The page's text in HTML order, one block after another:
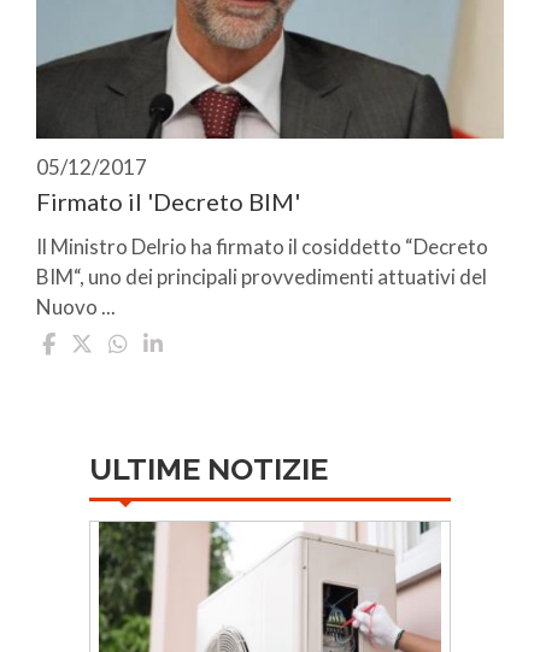
05/12/2017
Firmato il 'Decreto BIM'
Il Ministro Delrio ha firmato il cosiddetto “Decreto
BIM“, uno dei principali provvedimenti attuativi del
Nuovo ...
ULTIME NOTIZIE